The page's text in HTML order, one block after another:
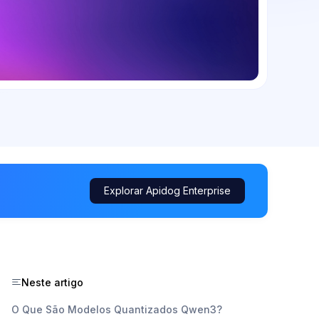
Explorar Apidog Enterprise
Neste artigo
O Que São Modelos Quantizados Qwen3?